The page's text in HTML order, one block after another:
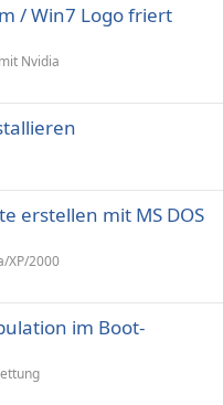
/ Win7 Logo friert
Nvidia
erstellen mit MS DOS
XP/2000
im Boot-